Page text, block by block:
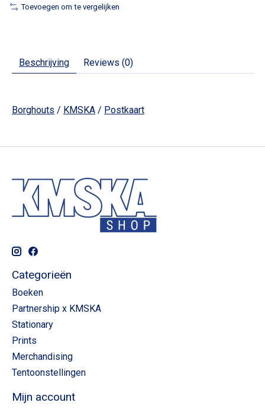
Toevoegen om te vergelijken
Beschrijving Reviews (0)
Borghouts / KMSKA / Postkaart
Categorieën
Boeken
Partnership x KMSKA
Stationary
Prints
Merchandising
Tentoonstellingen
Mijn account